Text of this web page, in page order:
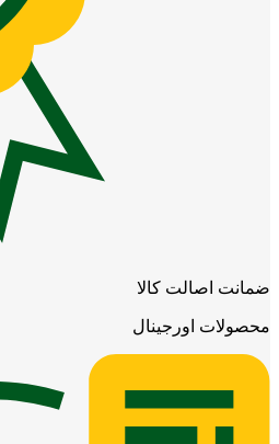
ضمانت اصالت کالا
محصولات اورجینال